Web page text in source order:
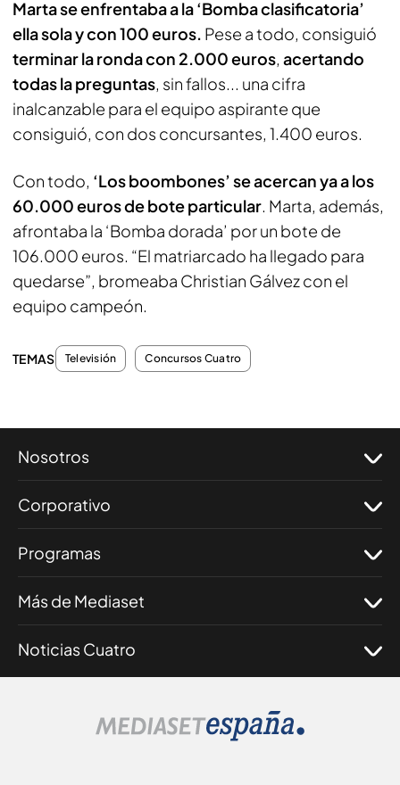
Marta se enfrentaba a la ‘Bomba clasificatoria’
ella sola y con 100 euros. Pese a todo, consiguió
terminar la ronda con 2.000 euros, acertando
todas la preguntas, sin fallos... una cifra
inalcanzable para el equipo aspirante que
consiguió, con dos concursantes, 1.400 euros.
Con todo, ‘Los boombones’ se acercan ya a los
60.000 euros de bote particular. Marta, además,
afrontaba la ‘Bomba dorada’ por un bote de
106.000 euros. “El matriarcado ha llegado para
quedarse”, bromeaba Christian Gálvez con el
equipo campeón.
TEMAS Televisión Concursos Cuatro
Nosotros
Corporativo
Programas
Más de Mediaset
Noticias Cuatro